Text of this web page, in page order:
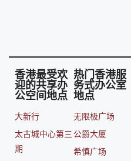
香港最受欢
迎的共享办
公空间地点
大新行
太古城中心第三
期
热门香港服
务式办公室
地点
无限极广场
公爵大厦
希慎广场